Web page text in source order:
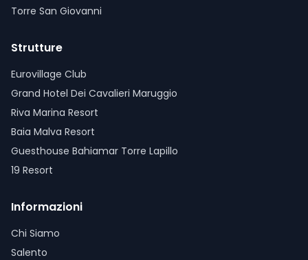
Torre San Giovanni
Strutture
Eurovillage Club
Grand Hotel Dei Cavalieri Maruggio
Riva Marina Resort
Baia Malva Resort
Guesthouse Bahiamar Torre Lapillo
19 Resort
Informazioni
Chi Siamo
Salento